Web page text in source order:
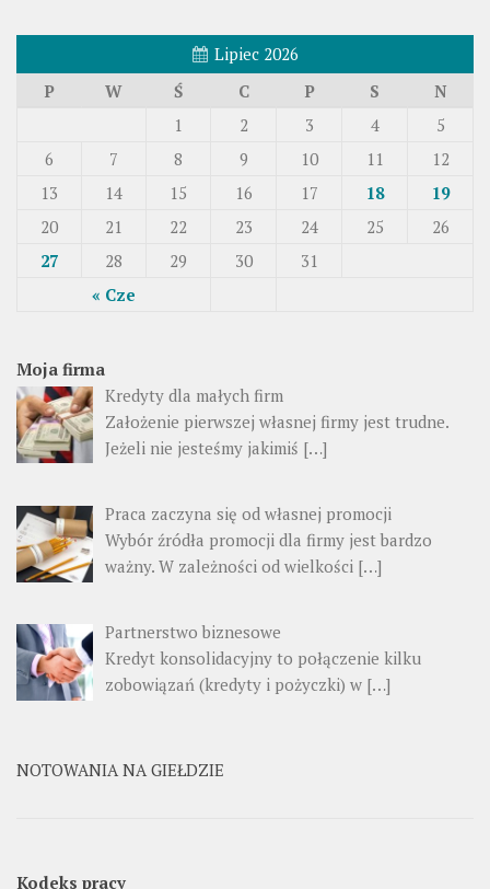
Lipiec 2026
P
W Ś C P S N
« Cze
1 2 3 4
5
6
7 8 9 10 11
12
13
14 15 16 17 18
19
20
21 22 23 24 25
26
27
28 29 30 31
Moja firma
Kredyty dla małych firm
Założenie pierwszej własnej firmy jest trudne.
Jeżeli nie jesteśmy jakimiś […]
Praca zaczyna się od własnej promocji
Wybór źródła promocji dla firmy jest bardzo
ważny. W zależności od wielkości […]
Partnerstwo biznesowe
Kredyt konsolidacyjny to połączenie kilku
zobowiązań (kredyty i pożyczki) w […]
NOTOWANIA NA GIEŁDZIE
Kodeks pracy